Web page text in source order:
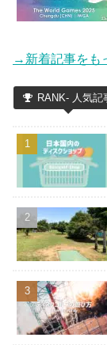
→新着記事をも
RANK- 人気記